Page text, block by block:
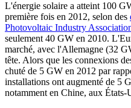
L'énergie solaire a atteint 100
première fois en 2012, selon des
Photovoltaic Industry
seulement 40 GW en 2010.
marché, avec l'Allemagne (32
tête. Alors que les connexions
chuté de 5 GW en 2012 par
installations ont augmenté de 5
notamment en Chine, aux États-